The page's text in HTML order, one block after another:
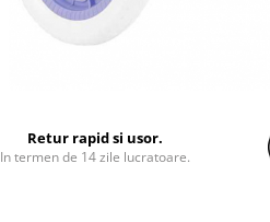
Retur rapid si usor.
In termen de 14 zile lucratoare.